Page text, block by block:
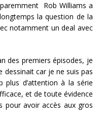
Rob Williams a
la question de la
notamment un deal avec
des premiers épisodes, je
dessinait car je ne suis pas
plus d’attention à la série
et de toute évidence
pour avoir accès aux gros